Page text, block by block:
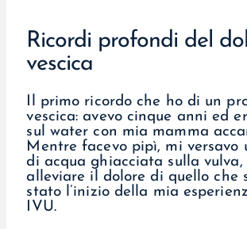
Ricordi profondi del
vescica
Il primo ricordo che ho di un
vescica: avevo cinque anni ed
sul water con mia mamma
Mentre facevo pipì, mi versavo
di acqua ghiacciata sulla vulva,
alleviare il dolore di quello che
stato l’inizio della mia
IVU.